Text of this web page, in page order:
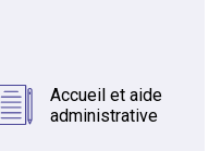
Accueil et aide
administrative